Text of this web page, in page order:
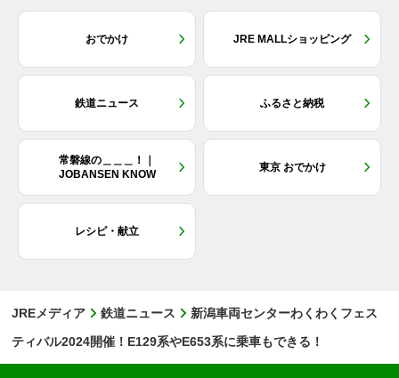
おでかけ JRE MALLショッピング
鉄道ニュース ふるさと納税
常磐線の＿＿＿！｜
JOBANSEN KNOW
東京 おでかけ
レシピ・献立
JREメディア 鉄道ニュース
新潟車両センターわくわくフェス
ティバル2024開催！E129系やE653系に乗車もできる！